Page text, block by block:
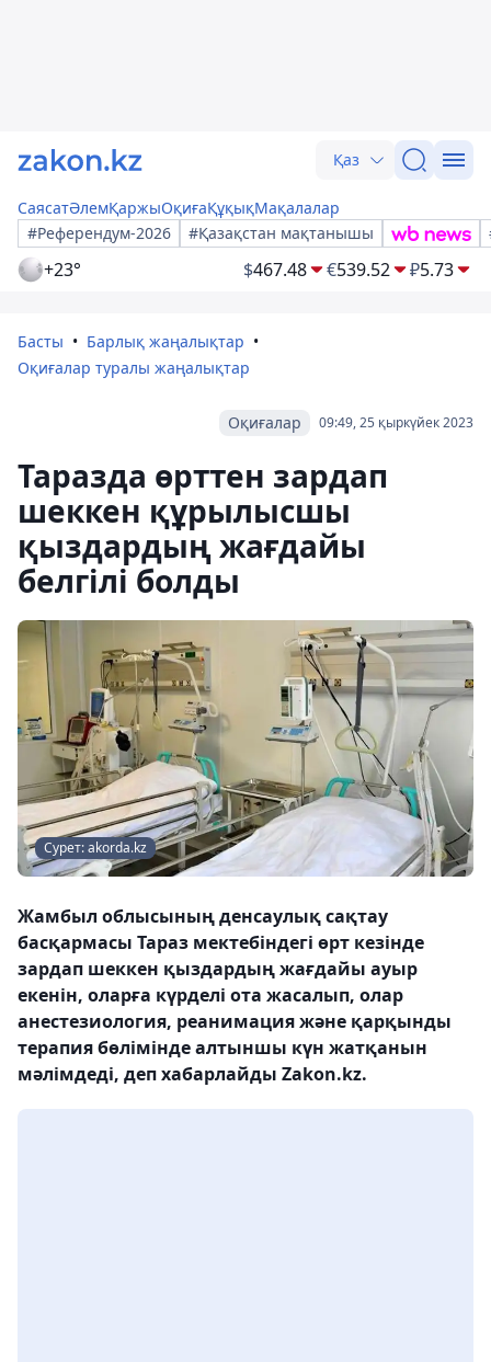
Қаз
СаясатӘлемҚаржыОқиғаҚұқықМақалалар
#Референдум-2026
#Қазақстан мақтанышы
+23° $467.48 €539.52 ₽5.73
Басты
Барлық жаңалықтар
Оқиғалар туралы жаңалықтар
09:49, 25 қыркүйек 2023
Оқиғалар
Таразда өрттен зардап
шеккен құрылысшы
қыздардың жағдайы
белгілі болды
Сурет: akorda.kz
Жамбыл облысының денсаулық сақтау
басқармасы Тараз мектебіндегі өрт кезінде
зардап шеккен қыздардың жағдайы ауыр
екенін, оларға күрделі ота жасалып, олар
анестезиология, реанимация және қарқынды
терапия бөлімінде алтыншы күн жатқанын
мәлімдеді, деп хабарлайды Zakon.kz.